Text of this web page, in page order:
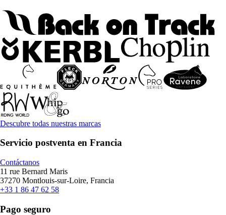
Descubre todas nuestras marcas
Servicio postventa en Francia
Contáctanos
11 rue Bernard Maris
37270 Montlouis-sur-Loire, Francia
+33 1 86 47 62 58
Pago seguro